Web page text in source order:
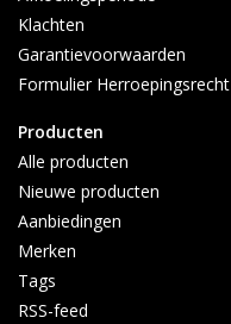
Klachten
Garantievoorwaarden
Formulier Herroepingsrecht
Producten
Alle producten
Nieuwe producten
Aanbiedingen
Merken
Tags
RSS-feed